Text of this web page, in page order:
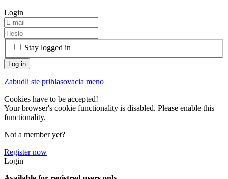
Login
Stay logged in
Zabudli ste prihlasovacia meno
Cookies have to be accepted!
Your browser's cookie functionality is disabled. Please enable this
functionality.
Not a member yet?
Register now
Login